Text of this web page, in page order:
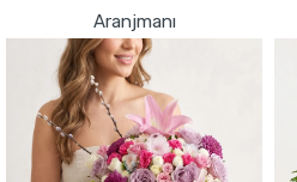
Aranjmanı